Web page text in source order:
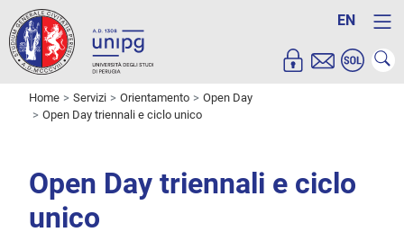
EN
Home Servizi Orientamento
Open Day
Open Day triennali e ciclo unico
Open Day triennali e ciclo
unico